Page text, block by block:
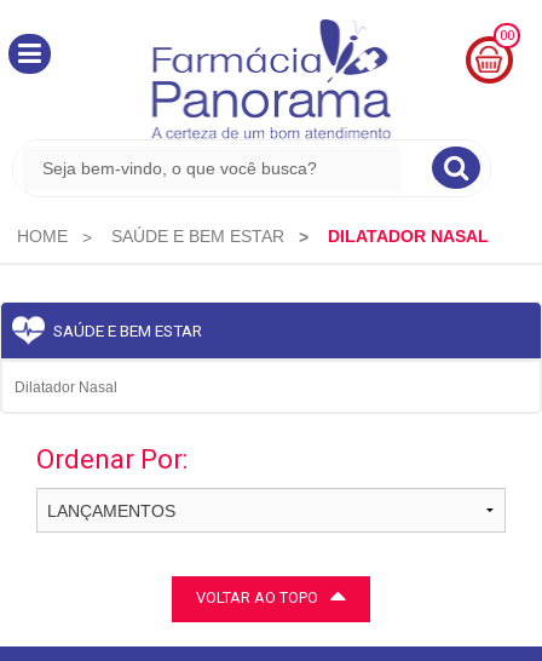
00
0,00
HOME SAÚDE E BEM ESTAR DILATADOR NASAL
SAÚDE E BEM ESTAR
Dilatador Nasal
Ordenar Por:
VOLTAR AO TOPO